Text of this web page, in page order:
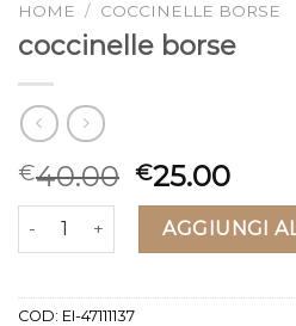
HOME / COCCINELLE BORSE
coccinelle borse
€40.00 €25.00
coccinelle borse quantità
AGGIUNGI
COD: EI-47111137